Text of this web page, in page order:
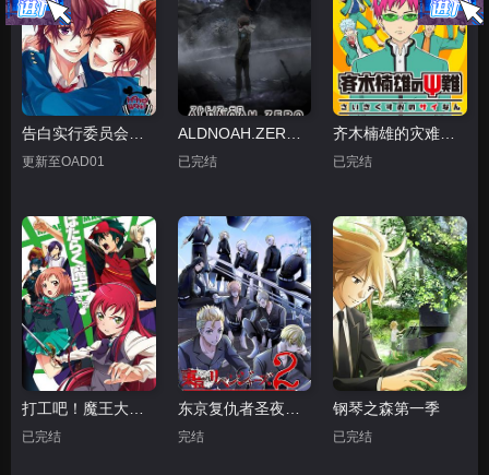
更新至OAD01 已完结 已完结
已完结 完结
钢琴之森第一季
已完结